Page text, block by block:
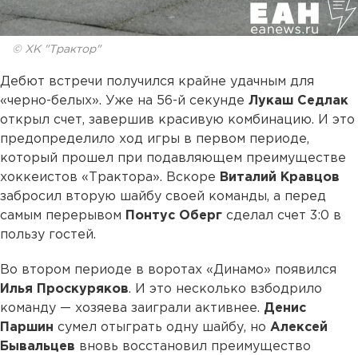
© ХК "Трактор"
Дебют встречи получился крайне удачным для
«черно-белых». Уже на 56-й секунде Лукаш Седлак
открыл счет, завершив красивую комбинацию. И это
предопределило ход игры в первом периоде,
который прошел при подавляющем преимуществе
хоккеистов «Трактора». Вскоре Виталий Кравцов
забросил вторую шайбу своей команды, а перед
самым перерывом
Понтус Оберг сделал счет 3:0 в
пользу гостей.
Во втором периоде в воротах «Динамо» появился
Илья
Проскуряков. И это несколько взбодрило
команду — хозяева заиграли активнее. Денис
Паршин сумел отыграть одну шайбу, но Алексей
Бывальцев вновь восстановил преимущество